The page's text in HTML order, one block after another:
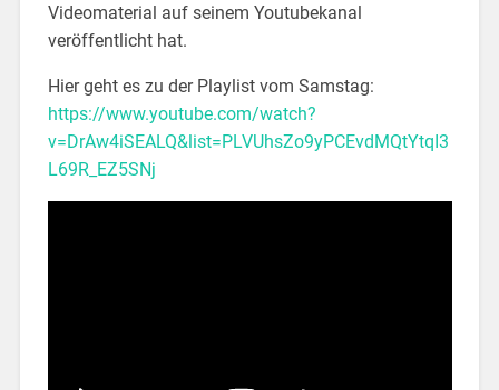
Videomaterial auf seinem Youtubekanal
veröffentlicht hat.
Hier geht es zu der Playlist vom Samstag:
https://www.youtube.com/watch?
v=DrAw4iSEALQ&list=PLVUhsZo9yPCEvdMQtYtqI3
L69R_EZ5SNj